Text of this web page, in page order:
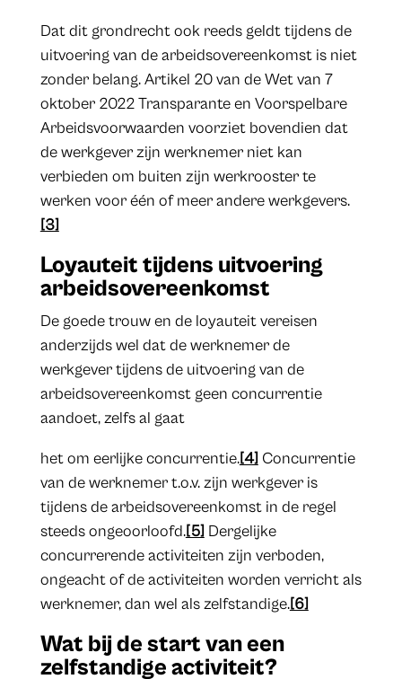
Dat dit grondrecht ook reeds geldt tijdens de
uitvoering van de arbeidsovereenkomst is niet
zonder belang. Artikel 20 van de Wet van 7
oktober 2022 Transparante en Voorspelbare
Arbeidsvoorwaarden voorziet bovendien dat
de werkgever zijn werknemer niet kan
verbieden om buiten zijn werkrooster te
werken voor één of meer andere werkgevers.
[3]
Loyauteit tijdens uitvoering
arbeidsovereenkomst
De goede trouw en de loyauteit vereisen
anderzijds wel dat de werknemer de
werkgever tijdens de uitvoering van de
arbeidsovereenkomst geen concurrentie
aandoet, zelfs al gaat
het om eerlijke concurrentie.[4] Concurrentie
van de werknemer t.o.v. zijn werkgever is
tijdens de arbeidsovereenkomst in de regel
steeds ongeoorloofd.[5] Dergelijke
concurrerende activiteiten zijn verboden,
ongeacht of de activiteiten worden verricht als
werknemer, dan wel als zelfstandige.[6]
Wat bij de start van een
zelfstandige activiteit?